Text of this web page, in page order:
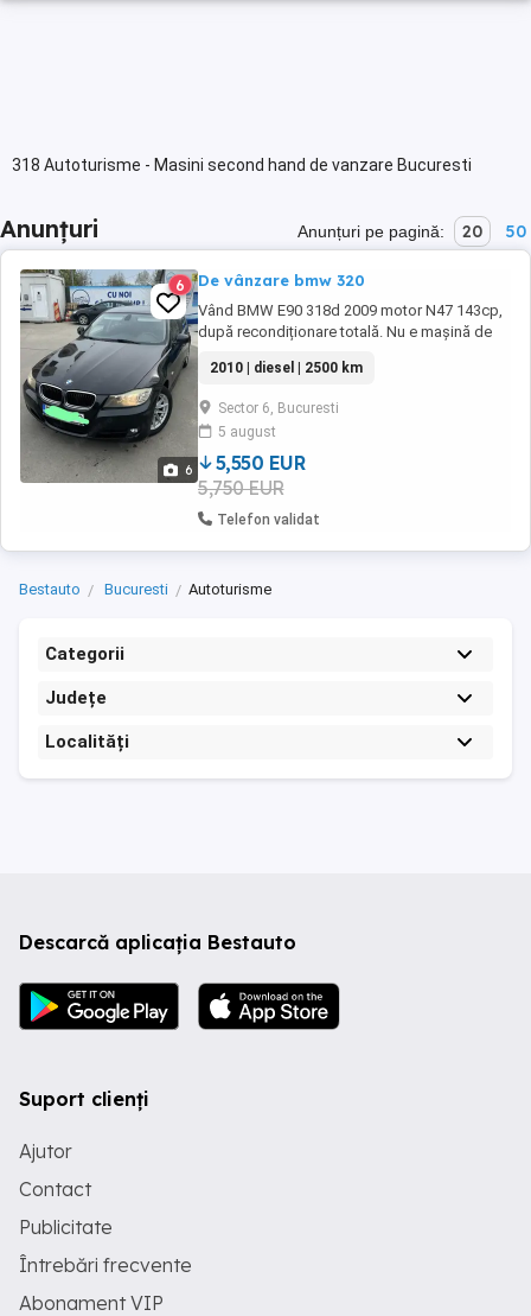
318 Autoturisme - Masini second hand de vanzare Bucuresti
Anunțuri Anunțuri pe pagină: 20 50
6
6 De vânzare bmw 320
Vând BMW E90 318d 2009 motor N47 143cp,
după recondiționare totală. Nu e mașină de
vrea E90 fără bătăi de cap.
2010 | diesel | 2500 km
Sector 6, Bucuresti
5 august
5,550 EUR
5,750 EUR
Telefon validat
Bestauto Bucuresti Autoturisme
Categorii
Județe
Localități
Descarcă aplicația Bestauto
Suport clienți
Ajutor
Contact
Publicitate
Întrebări frecvente
Abonament VIP